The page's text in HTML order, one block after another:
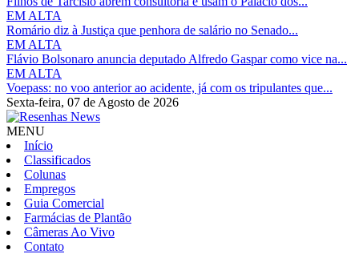
EM ALTA
Romário diz à Justiça que penhora de salário no Senado...
EM ALTA
Flávio Bolsonaro anuncia deputado Alfredo Gaspar como vice na...
EM ALTA
Voepass: no voo anterior ao acidente, já com os tripulantes que...
Sexta-feira, 07 de Agosto de 2026
MENU
Início
Classificados
Colunas
Empregos
Guia Comercial
Farmácias de Plantão
Câmeras Ao Vivo
Contato